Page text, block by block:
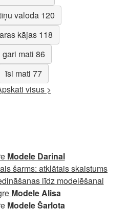
valoda 120
kājas 118
gari mati 86
īsi mati 77
visus >
Modele Darinal
šarms: atklātais skaistums
līdz modelēšanai
Modele Alisa
Modele Šarlota